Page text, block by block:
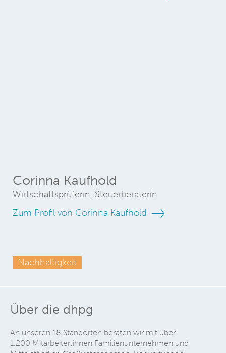
Corinna Kaufhold
Wirtschaftsprüferin, Steuerberaterin
Zum Profil von Corinna Kaufhold
Nachhaltigkeit
Über die dhpg
An unseren 18 Standorten beraten wir mit über
1.200 Mitarbeiter:innen Familienunternehmen und